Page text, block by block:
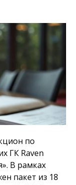
по
ГК Raven
В рамках
пакет из 18